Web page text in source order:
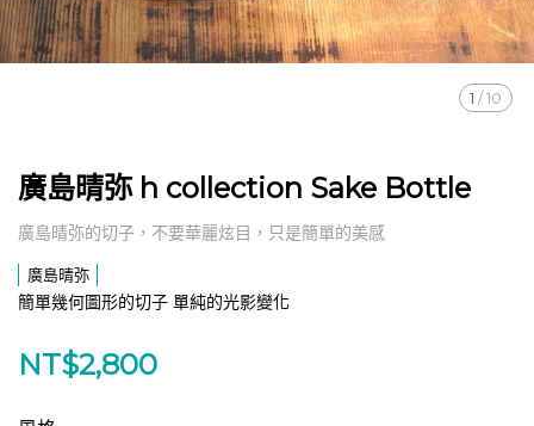
1 /10
廣島晴弥 h collection Sake Bottle
廣島晴弥的切子，不要華麗炫目，只是簡單的美感
廣島晴弥
簡單幾何圖形的切子 單純的光影變化
NT$2,800